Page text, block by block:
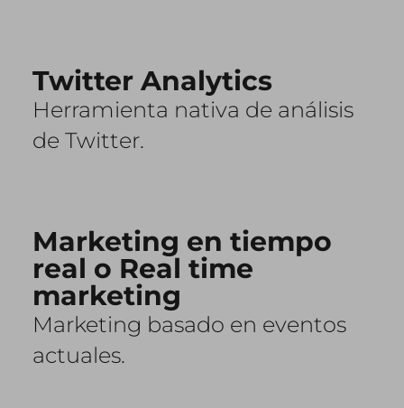
Twitter Analytics
Herramienta nativa de análisis
de Twitter.
Marketing en tiempo
real o Real time
marketing
Marketing basado en eventos
actuales.